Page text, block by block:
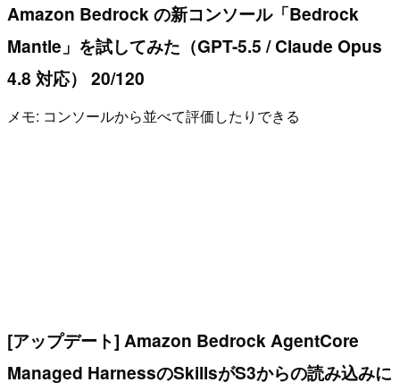
Amazon Bedrock の新コンソール「Bedrock
Mantle」を試してみた（GPT-5.5 / Claude Opus
4.8 対応） 20/120
メモ: コンソールから並べて評価したりできる
[アップデート] Amazon Bedrock AgentCore
Managed HarnessのSkillsがS3からの読み込みに